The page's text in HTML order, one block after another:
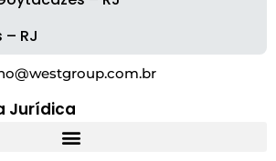
RJ
Jurídica